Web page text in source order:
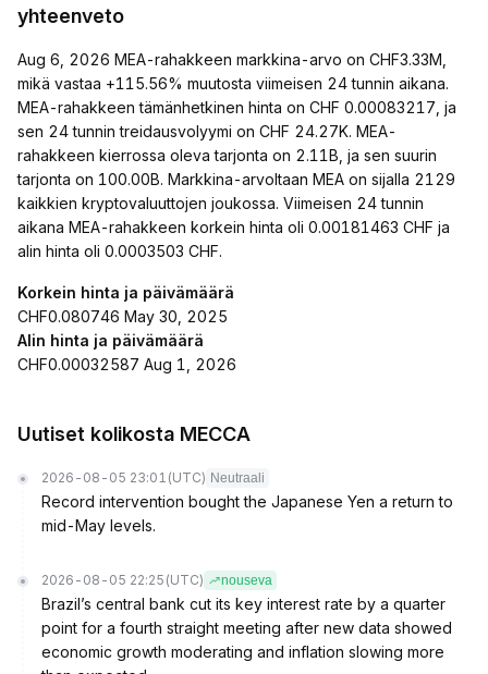
yhteenveto
Aug 6, 2026 MEA-rahakkeen markkina-arvo on CHF3.33M,
mikä vastaa +115.56% muutosta viimeisen 24 tunnin aikana.
MEA-rahakkeen tämänhetkinen hinta on CHF 0.00083217, ja
sen 24 tunnin treidausvolyymi on CHF 24.27K. MEA-
rahakkeen kierrossa oleva tarjonta on 2.11B, ja sen suurin
tarjonta on 100.00B. Markkina-arvoltaan MEA on sijalla 2129
kaikkien kryptovaluuttojen joukossa. Viimeisen 24 tunnin
aikana MEA-rahakkeen korkein hinta oli 0.00181463 CHF ja
alin hinta oli 0.0003503 CHF.
Korkein hinta ja päivämäärä
CHF0.080746 May 30, 2025
Alin hinta ja päivämäärä
CHF0.00032587 Aug 1, 2026
Uutiset kolikosta MECCA
2026-08-05 23:01 (UTC) Neutraali
Record intervention bought the Japanese Yen a return to
mid-May levels.
2026-08-05 22:25 (UTC) nouseva
Brazil’s central bank cut its key interest rate by a quarter
point for a fourth straight meeting after new data showed
economic growth moderating and inflation slowing more